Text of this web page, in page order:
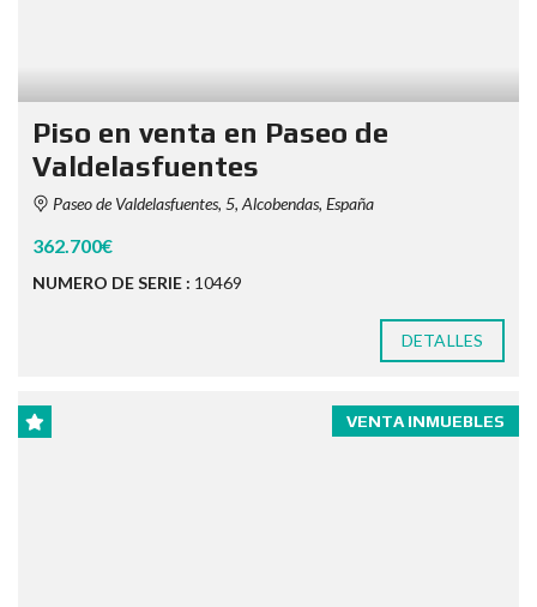
Piso en venta en Paseo de
Valdelasfuentes
Paseo de Valdelasfuentes, 5, Alcobendas, España
362.700€
NUMERO DE SERIE : 10469
DETALLES
VENTA INMUEBLES